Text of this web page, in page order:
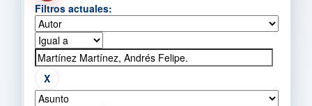
Filtros actuales: